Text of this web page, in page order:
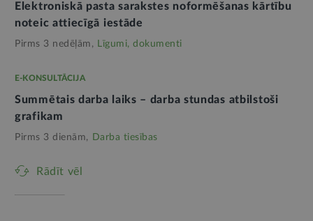
Elektroniskā pasta sarakstes noformēšanas kārtību
noteic attiecīgā iestāde
Pirms 3 nedēļām, Līgumi, dokumenti
E-KONSULTĀCIJA
Summētais darba laiks – darba stundas atbilstoši
grafikam
Pirms 3 dienām, Darba tiesības
Rādīt vēl